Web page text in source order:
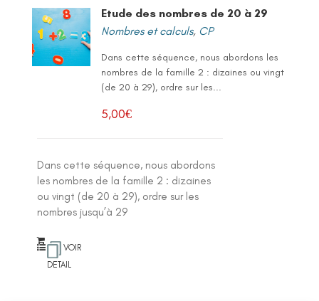
Etude des nombres de 20 à 29
Nombres et calculs, CP
Dans cette séquence, nous abordons les
nombres de la famille 2 : dizaines ou vingt
(de 20 à 29), ordre sur les...
5,00€
Dans cette séquence, nous abordons
les nombres de la famille 2 : dizaines
ou vingt (de 20 à 29), ordre sur les
nombres jusqu’à 29
VOIR
DETAIL